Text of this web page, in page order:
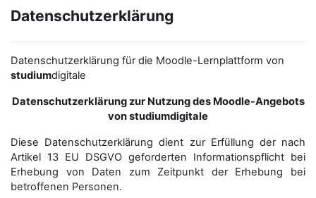
Datenschutzerklärung
Datenschutzerklärung für die Moodle-Lernplattform von
studiumdigitale
Datenschutzerklärung zur Nutzung des Moodle-Angebots
von studiumdigitale
Diese Datenschutzerklärung dient zur Erfüllung der nach
Artikel 13 EU DSGVO geforderten Informationspflicht bei
Erhebung von Daten zum Zeitpunkt der Erhebung bei
betroffenen Personen.